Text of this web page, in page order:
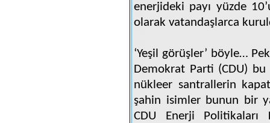
enerjideki payı yüzde
olarak vatandaşlarca
‘Yeşil görüşler’ böyle…
Demokrat Parti (CDU)
nükleer santrallerin
şahin isimler bunun bir
CDU Enerji Politikaları